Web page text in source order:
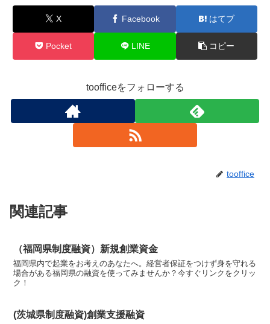
X Facebook はてブ
Pocket LINE コピー
toofficeをフォローする
tooffice
関連記事
（福岡県制度融資）新規創業資金
福岡県内で起業をお考えのあなたへ。経営者保証をつけず身を守れる
場合がある福岡県の融資を使ってみませんか？今すぐリンクをクリッ
ク！
(茨城県制度融資)創業支援融資